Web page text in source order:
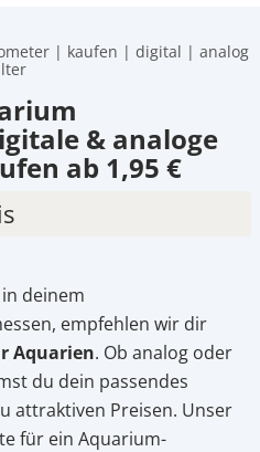
| kaufen | digital | analog
& analoge
ab 1,95 €
bei Petonus kaufen
deinem
empfehlen wir dir
Aquarien. Ob analog oder
du dein passendes
attraktiven Preisen. Unser
für ein Aquarium-